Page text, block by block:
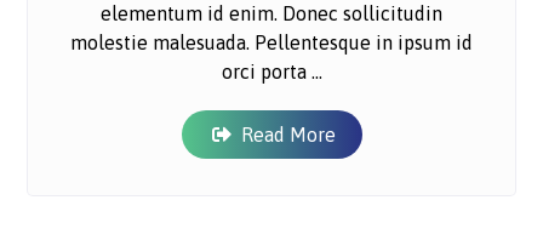
elementum id enim. Donec sollicitudin
molestie malesuada. Pellentesque in ipsum id
orci porta ...
Read More